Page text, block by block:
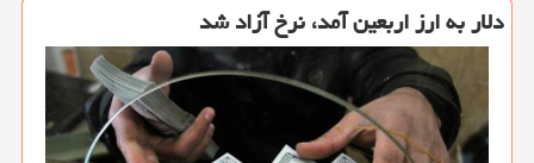
دلار به ارز اربعین آمد، نرخ آزاد شد